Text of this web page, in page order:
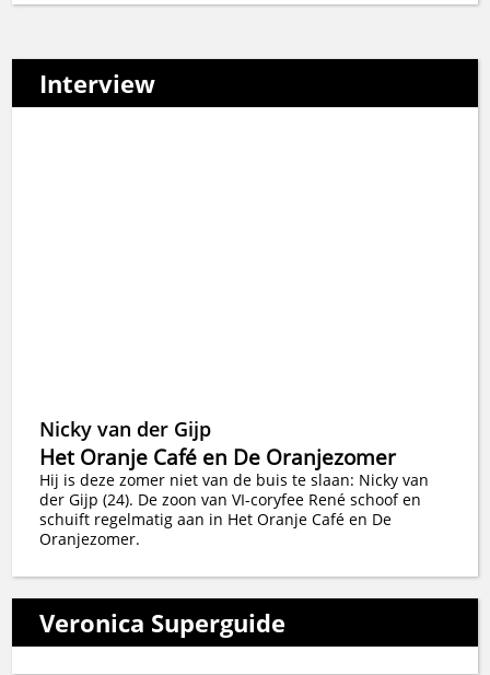
Interview
Nicky van der Gijp
Het Oranje Café en De Oranjezomer
Hij is deze zomer niet van de buis te slaan: Nicky van
der Gijp (24). De zoon van VI-coryfee René schoof en
schuift regelmatig aan in Het Oranje Café en De
Oranjezomer.
Veronica Superguide